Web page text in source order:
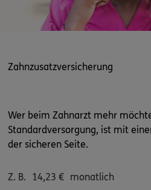
Zahnzusatzversicherung
Wer beim Zahnarzt mehr
Standardversorgung, ist mit
der sicheren Seite.
Z. B. 14,23 € monatlich